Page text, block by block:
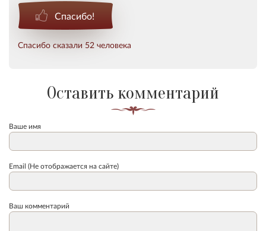
Спасибо!
Спасибо сказали 52 человека
Оставить комментарий
Ваше имя
Email (Не отображается на сайте)
Ваш комментарий